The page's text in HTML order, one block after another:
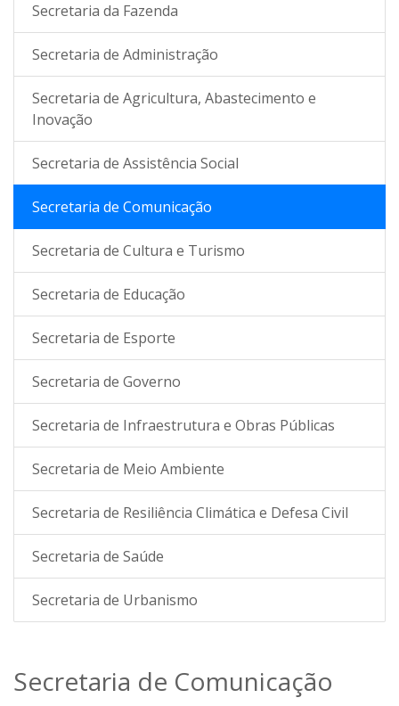
Secretaria da Fazenda
Secretaria de Administração
Secretaria de Agricultura, Abastecimento e
Inovação
Secretaria de Assistência Social
Secretaria de Comunicação
Secretaria de Cultura e Turismo
Secretaria de Educação
Secretaria de Esporte
Secretaria de Governo
Secretaria de Infraestrutura e Obras Públicas
Secretaria de Meio Ambiente
Secretaria de Resiliência Climática e Defesa Civil
Secretaria de Saúde
Secretaria de Urbanismo
Secretaria de Comunicação